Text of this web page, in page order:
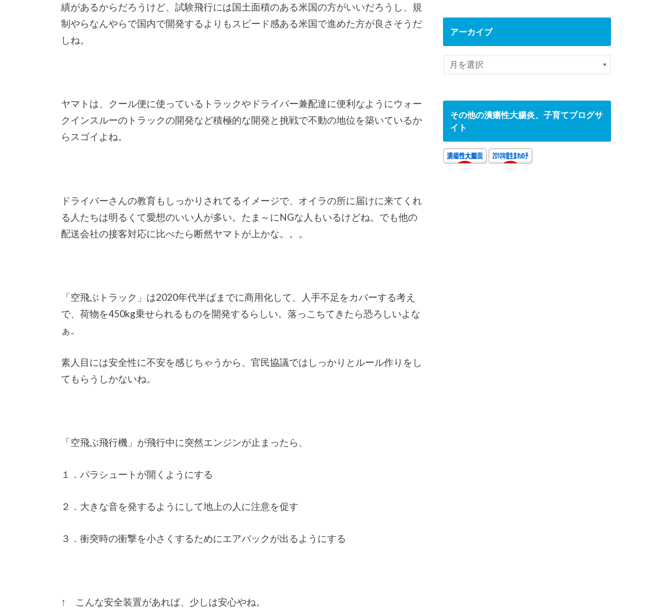
績があるからだろうけど、試験飛行には国土面積のある米国の方がいいだろうし、規
制やらなんやらで国内で開発するよりもスピード感ある米国で進めた方が良さそうだ
しね。
ヤマトは、クール便に使っているトラックやドライバー兼配達に便利なようにウォー
クインスルーのトラックの開発など積極的な開発と挑戦で不動の地位を築いているか
らスゴイよね。
ドライバーさんの教育もしっかりされてるイメージで、オイラの所に届けに来てくれ
る人たちは明るくて愛想のいい人が多い。たま～にNGな人もいるけどね。でも他の
配送会社の接客対応に比べたら断然ヤマトが上かな。。。
「空飛ぶトラック」は2020年代半ばまでに商用化して、人手不足をカバーする考え
で、荷物を450kg乗せられるものを開発するらしい。落っこちてきたら恐ろしいよな
ぁ。
素人目には安全性に不安を感じちゃうから、官民協議ではしっかりとルール作りをし
てもらうしかないね。
「空飛ぶ飛行機」が飛行中に突然エンジンが止まったら、
１．パラシュートが開くようにする
２．大きな音を発するようにして地上の人に注意を促す
３．衝突時の衝撃を小さくするためにエアバックが出るようにする
↑ こんな安全装置があれば、少しは安心やね。
アーカイブ
その他の潰瘍性大腸炎、子育てブログサ
イト